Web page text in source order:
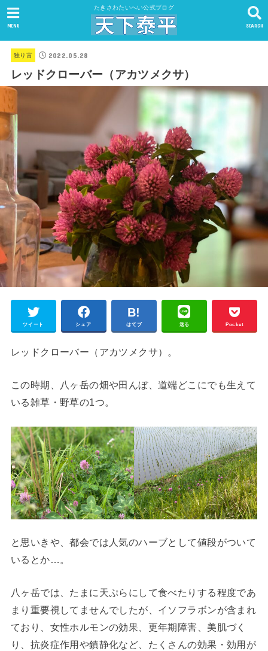
たきさわたいへい公式ブログ
SEARCH
MENU
独り言 2022.05.28
レッドクローバー（アカツメクサ）
ツイート シェア はてブ 送る Pocket
レッドクローバー（アカツメクサ）。
この時期、八ヶ岳の畑や田んぼ、道端どこにでも生えて
いる雑草・野草の1つ。
と思いきや、都会では人気のハーブとして値段がついて
いるとか…。
八ヶ岳では、たまに天ぷらにして食べたりする程度であ
まり重要視してませんでしたが、イソフラボンが含まれ
ており、女性ホルモンの効果、更年期障害、美肌づく
り、抗炎症作用や鎮静化など、たくさんの効果・効用が